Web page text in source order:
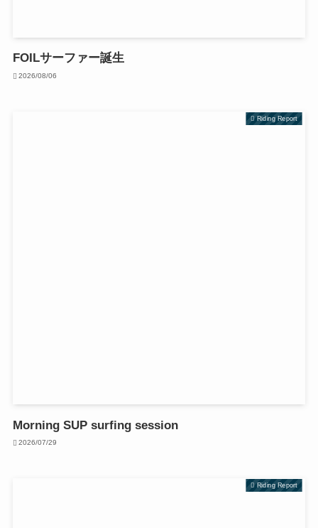
FOILサーファー誕生
2026/08/06
Riding Report
Morning SUP surfing session
2026/07/29
Riding Report